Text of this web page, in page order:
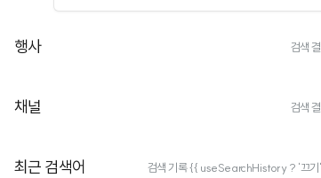
행사 검색
채널 검색
최근 검색어 검색 기록 {{ useSearchHistory ? '끄